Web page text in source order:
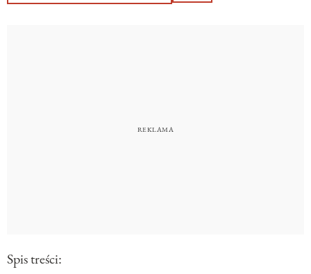
Spis treści: